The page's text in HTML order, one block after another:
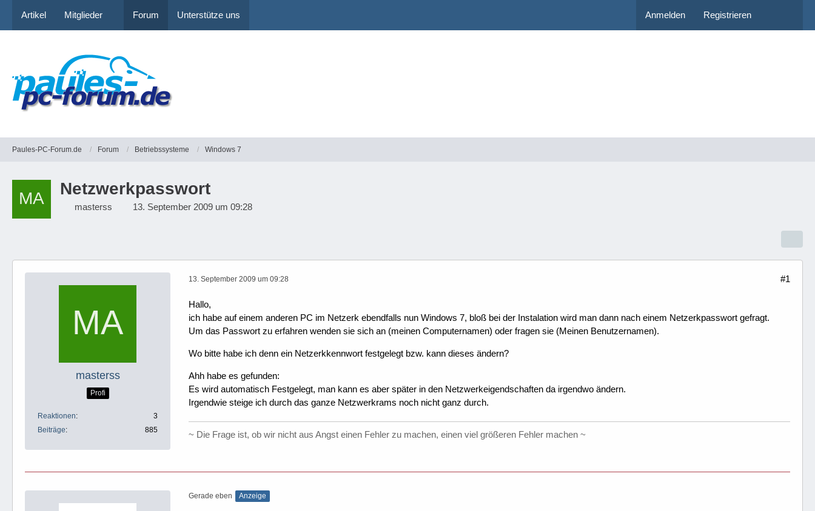
Artikel Mitglieder Forum Unterstütze uns Anmelden Registrieren
Paules-PC-Forum.de Forum Betriebssysteme Windows 7
Netzwerkpasswort
masterss 13. September 2009 um 09:28
masterss
Profi
Reaktionen
3
Beiträge
885
13. September 2009 um 09:28 #1
Hallo,
ich habe auf einem anderen PC im Netzerk ebendfalls nun Windows 7, bloß bei der Instalation wird man dann nach einem Netzerkpasswort gefragt.
Um das Passwort zu erfahren wenden sie sich an (meinen Computernamen) oder fragen sie (Meinen Benutzernamen).
Wo bitte habe ich denn ein Netzerkkennwort festgelegt bzw. kann dieses ändern?
Ahh habe es gefunden:
Es wird automatisch Festgelegt, man kann es aber später in den Netzwerkeigendschaften da irgendwo ändern.
Irgendwie steige ich durch das ganze Netzwerkrams noch nicht ganz durch.
~ Die Frage ist, ob wir nicht aus Angst einen Fehler zu machen, einen viel größeren Fehler machen ~
Gerade eben Anzeige